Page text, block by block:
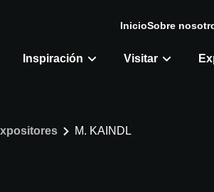
Inspiración Visitar
InicioSobre
M. KAINDL